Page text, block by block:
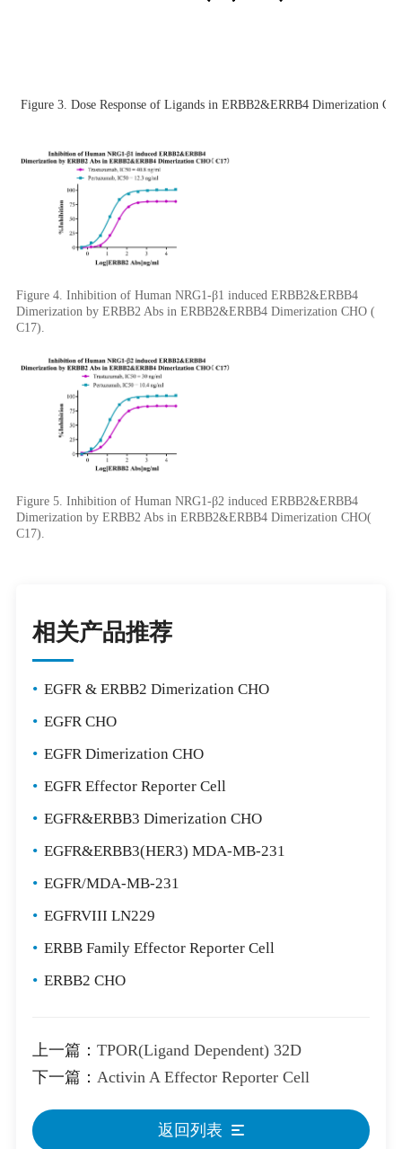
Figure 3. Dose Response of Ligands in ERBB2&ERRB4 Dimerization
Figure 4. Inhibition of Human NRG1-β1 induced ERBB2&ERBB4
Dimerization by ERBB2 Abs in ERBB2&ERBB4 Dimerization CHO (
C17).
Figure 5. Inhibition of Human NRG1-β2 induced ERBB2&ERBB4
Dimerization by ERBB2 Abs in ERBB2&ERBB4 Dimerization CHO(
C17).
相关产品推荐
• EGFR & ERBB2 Dimerization CHO
• EGFR CHO
• EGFR Dimerization CHO
• EGFR Effector Reporter Cell
• EGFR&ERBB3 Dimerization CHO
• EGFR&ERBB3(HER3) MDA-MB-231
• EGFR/MDA-MB-231
• EGFRVIII LN229
• ERBB Family Effector Reporter Cell
• ERBB2 CHO
上一篇： TPOR(Ligand Dependent) 32D
下一篇： Activin A Effector Reporter Cell
返回列表